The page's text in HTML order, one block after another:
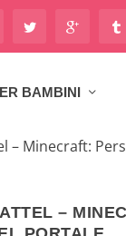
BAMBINI
– Minecraft:
–